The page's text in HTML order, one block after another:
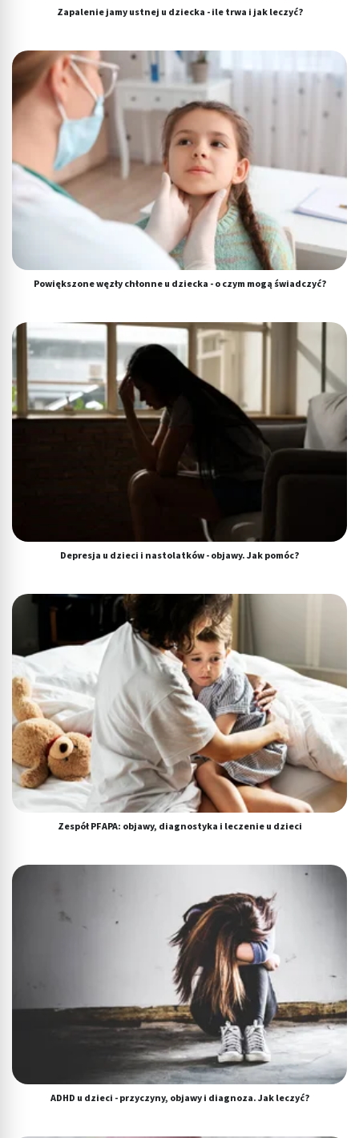
Zapalenie jamy ustnej u dziecka - ile trwa i jak leczyć?
Powiększone węzły chłonne u dziecka - o czym mogą świadczyć?
Depresja u dzieci i nastolatków - objawy. Jak pomóc?
Zespół PFAPA: objawy, diagnostyka i leczenie u dzieci
ADHD u dzieci - przyczyny, objawy i diagnoza. Jak leczyć?